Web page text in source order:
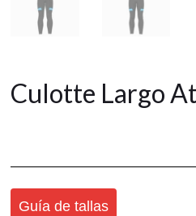
Culotte Largo
Guía de tallas